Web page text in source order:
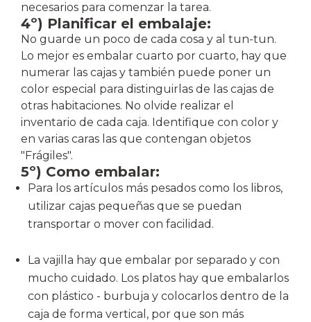
necesarios para comenzar la tarea.
4º) Planificar el embalaje:
No guarde un poco de cada cosa y al tun-tun.
Lo mejor es embalar cuarto por cuarto, hay que
numerar las cajas y también puede poner un
color especial para distinguirlas de las cajas de
otras habitaciones. No olvide realizar el
inventario de cada caja. Identifique con color y
en varias caras las que contengan objetos
"Frágiles".
5º) Como embalar:
Para los artículos más pesados como los libros,
utilizar cajas pequeñas que se puedan
transportar o mover con facilidad.
La vajilla hay que embalar por separado y con
mucho cuidado. Los platos hay que embalarlos
con plástico - burbuja y colocarlos dentro de la
caja de forma vertical, por que son más